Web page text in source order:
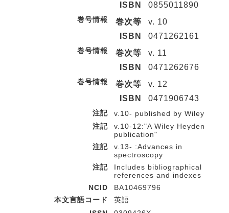
ISBN
0855011890
巻号情報 巻次等
v. 10
ISBN
0471262161
巻号情報 巻次等
v. 11
ISBN
0471262676
巻号情報 巻次等
v. 12
ISBN
0471906743
注記
v.10- published by Wiley
注記
v.10-12:"A Wiley Heyden
publication"
注記
v.13- :Advances in
spectroscopy
注記
Includes bibliographical
references and indexes
NCID
BA10469796
本文言語コード
英語